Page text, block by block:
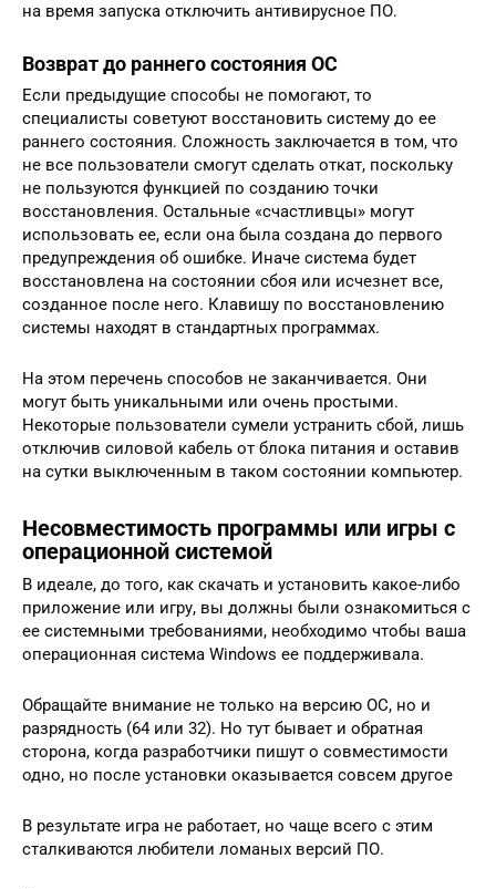
на время запуска отключить антивирусное ПО.
Возврат до раннего состояния ОС
Если предыдущие способы не помогают, то
специалисты советуют восстановить систему до ее
раннего состояния. Сложность заключается в том, что
не все пользователи смогут сделать откат, поскольку
не пользуются функцией по созданию точки
восстановления. Остальные «счастливцы» могут
использовать ее, если она была создана до первого
предупреждения об ошибке. Иначе система будет
восстановлена на состоянии сбоя или исчезнет все,
созданное после него. Клавишу по восстановлению
системы находят в стандартных программах.
На этом перечень способов не заканчивается. Они
могут быть уникальными или очень простыми.
Некоторые пользователи сумели устранить сбой, лишь
отключив силовой кабель от блока питания и оставив
на сутки выключенным в таком состоянии компьютер.
Несовместимость программы или игры с
операционной системой
В идеале, до того, как скачать и установить какое-либо
приложение или игру, вы должны были ознакомиться с
ее системными требованиями, необходимо чтобы ваша
операционная система Windows ее поддерживала.
Обращайте внимание не только на версию ОС, но и
разрядность (64 или 32). Но тут бывает и обратная
сторона, когда разработчики пишут о совместимости
одно, но после установки оказывается совсем другое
В результате игра не работает, но чаще всего с этим
сталкиваются любители ломаных версий ПО.